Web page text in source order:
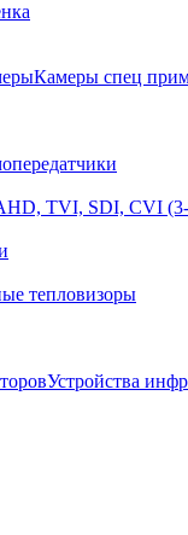
Камеры спец
TVI, SDI, CVI
тепловизоры
Устройства